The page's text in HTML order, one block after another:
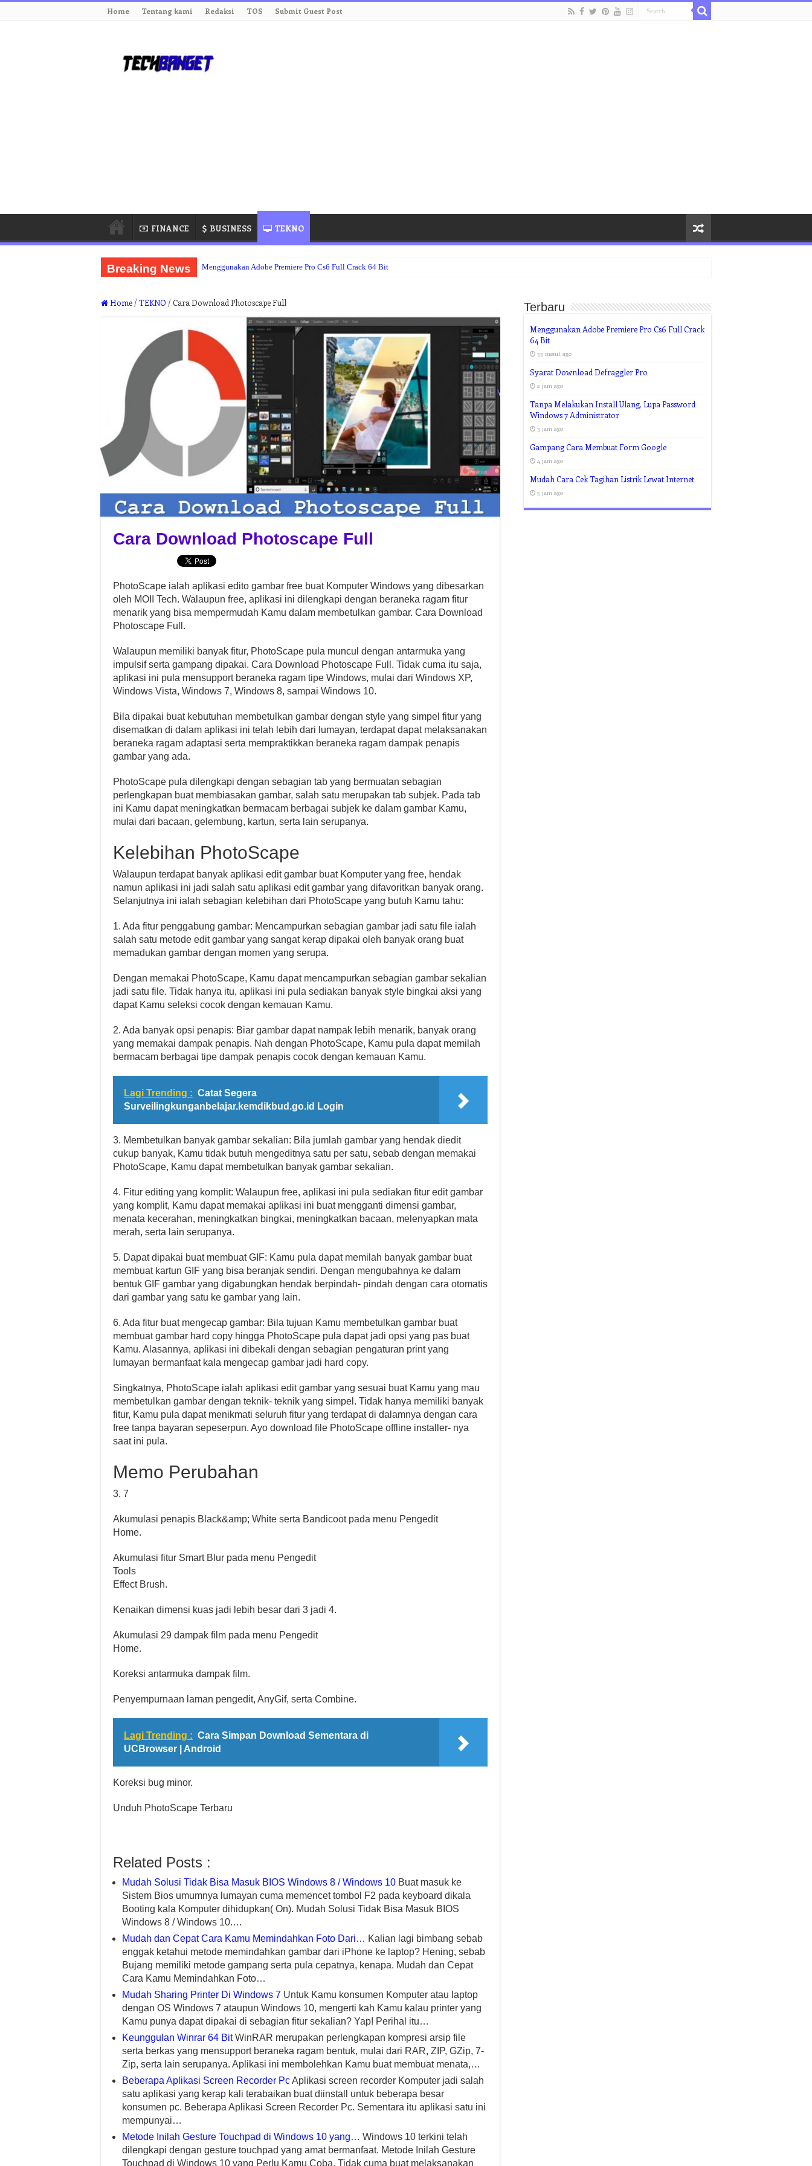
Home Tentang kami Redaksi TOS Submit Guest Post
FINANCE BUSINESS TEKNO
Breaking News Menggunakan Adobe Premiere Pro Cs6 Full Crack 64 Bit
Home /TEKNO /Cara Download Photoscape Full
Cara Download Photoscape Full
PhotoScape ialah aplikasi edito gambar free buat Komputer Windows yang dibesarkan
oleh MOII Tech. Walaupun free, aplikasi ini dilengkapi dengan beraneka ragam fitur
menarik yang bisa mempermudah Kamu dalam membetulkan gambar. Cara Download
Photoscape Full.
Walaupun memiliki banyak fitur, PhotoScape pula muncul dengan antarmuka yang
impulsif serta gampang dipakai. Cara Download Photoscape Full. Tidak cuma itu saja,
aplikasi ini pula mensupport beraneka ragam tipe Windows, mulai dari Windows XP,
Windows Vista, Windows 7, Windows 8, sampai Windows 10.
Bila dipakai buat kebutuhan membetulkan gambar dengan style yang simpel fitur yang
disematkan di dalam aplikasi ini telah lebih dari lumayan, terdapat dapat melaksanakan
beraneka ragam adaptasi serta mempraktikkan beraneka ragam dampak penapis
gambar yang ada.
PhotoScape pula dilengkapi dengan sebagian tab yang bermuatan sebagian
perlengkapan buat membiasakan gambar, salah satu merupakan tab subjek. Pada tab
ini Kamu dapat meningkatkan bermacam berbagai subjek ke dalam gambar Kamu,
mulai dari bacaan, gelembung, kartun, serta lain serupanya.
Kelebihan PhotoScape
Walaupun terdapat banyak aplikasi edit gambar buat Komputer yang free, hendak
namun aplikasi ini jadi salah satu aplikasi edit gambar yang difavoritkan banyak orang.
Selanjutnya ini ialah sebagian kelebihan dari PhotoScape yang butuh Kamu tahu:
1. Ada fitur penggabung gambar: Mencampurkan sebagian gambar jadi satu file ialah
salah satu metode edit gambar yang sangat kerap dipakai oleh banyak orang buat
memadukan gambar dengan momen yang serupa.
Dengan memakai PhotoScape, Kamu dapat mencampurkan sebagian gambar sekalian
jadi satu file. Tidak hanya itu, aplikasi ini pula sediakan banyak style bingkai aksi yang
dapat Kamu seleksi cocok dengan kemauan Kamu.
2. Ada banyak opsi penapis: Biar gambar dapat nampak lebih menarik, banyak orang
yang memakai dampak penapis. Nah dengan PhotoScape, Kamu pula dapat memilah
bermacam berbagai tipe dampak penapis cocok dengan kemauan Kamu.
Lagi Trending : Catat Segera
Surveilingkunganbelajar.kemdikbud.go.id Login
3. Membetulkan banyak gambar sekalian: Bila jumlah gambar yang hendak diedit
cukup banyak, Kamu tidak butuh mengeditnya satu per satu, sebab dengan memakai
PhotoScape, Kamu dapat membetulkan banyak gambar sekalian.
4. Fitur editing yang komplit: Walaupun free, aplikasi ini pula sediakan fitur edit gambar
yang komplit, Kamu dapat memakai aplikasi ini buat mengganti dimensi gambar,
menata kecerahan, meningkatkan bingkai, meningkatkan bacaan, melenyapkan mata
merah, serta lain serupanya.
5. Dapat dipakai buat membuat GIF: Kamu pula dapat memilah banyak gambar buat
membuat kartun GIF yang bisa beranjak sendiri. Dengan mengubahnya ke dalam
bentuk GIF gambar yang digabungkan hendak berpindah- pindah dengan cara otomatis
dari gambar yang satu ke gambar yang lain.
6. Ada fitur buat mengecap gambar: Bila tujuan Kamu membetulkan gambar buat
membuat gambar hard copy hingga PhotoScape pula dapat jadi opsi yang pas buat
Kamu. Alasannya, aplikasi ini dibekali dengan sebagian pengaturan print yang
lumayan bermanfaat kala mengecap gambar jadi hard copy.
Singkatnya, PhotoScape ialah aplikasi edit gambar yang sesuai buat Kamu yang mau
membetulkan gambar dengan teknik- teknik yang simpel. Tidak hanya memiliki banyak
fitur, Kamu pula dapat menikmati seluruh fitur yang terdapat di dalamnya dengan cara
free tanpa bayaran sepeserpun. Ayo download file PhotoScape offline installer- nya
saat ini pula.
Memo Perubahan
3. 7
Akumulasi penapis Black&amp; White serta Bandicoot pada menu Pengedit
Home.
Akumulasi fitur Smart Blur pada menu Pengedit
Tools
Effect Brush.
Kenaikan dimensi kuas jadi lebih besar dari 3 jadi 4.
Akumulasi 29 dampak film pada menu Pengedit
Home.
Koreksi antarmuka dampak film.
Penyempurnaan laman pengedit, AnyGif, serta Combine.
Lagi Trending : Cara Simpan Download Sementara di
UCBrowser | Android
Koreksi bug minor.
Unduh PhotoScape Terbaru
Related Posts :
Mudah Solusi Tidak Bisa Masuk BIOS Windows 8 / Windows 10 Buat masuk ke
Sistem Bios umumnya lumayan cuma memencet tombol F2 pada keyboard dikala
Booting kala Komputer dihidupkan( On). Mudah Solusi Tidak Bisa Masuk BIOS
Windows 8 / Windows 10.…
Mudah dan Cepat Cara Kamu Memindahkan Foto Dari… Kalian lagi bimbang sebab
enggak ketahui metode memindahkan gambar dari iPhone ke laptop? Hening, sebab
Bujang memiliki metode gampang serta pula cepatnya, kenapa. Mudah dan Cepat
Cara Kamu Memindahkan Foto…
Mudah Sharing Printer Di Windows 7 Untuk Kamu konsumen Komputer atau laptop
dengan OS Windows 7 ataupun Windows 10, mengerti kah Kamu kalau printer yang
Kamu punya dapat dipakai di sebagian fitur sekalian? Yap! Perihal itu…
Keunggulan Winrar 64 BitWinRAR merupakan perlengkapan kompresi arsip file
serta berkas yang mensupport beraneka ragam bentuk, mulai dari RAR, ZIP, GZip, 7-
Zip, serta lain serupanya. Aplikasi ini membolehkan Kamu buat membuat menata,…
Beberapa Aplikasi Screen Recorder PcAplikasi screen recorder Komputer jadi salah
satu aplikasi yang kerap kali terabaikan buat diinstall untuk beberapa besar
konsumen pc. Beberapa Aplikasi Screen Recorder Pc. Sementara itu aplikasi satu ini
mempunyai…
Metode Inilah Gesture Touchpad di Windows 10 yang… Windows 10 terkini telah
dilengkapi dengan gesture touchpad yang amat bermanfaat. Metode Inilah Gesture
Touchpad di Windows 10 yang Perlu Kamu Coba. Tidak cuma buat melaksanakan
Terbaru
Menggunakan Adobe Premiere Pro Cs6 Full Crack
64 Bit
33 menit ago
Syarat Download Defraggler Pro
2 jam ago
Tanpa Melakukan Install Ulang, Lupa Password
Windows 7 Administrator
3 jam ago
Gampang Cara Membuat Form Google
4 jam ago
Mudah Cara Cek Tagihan Listrik Lewat Internet
5 jam ago